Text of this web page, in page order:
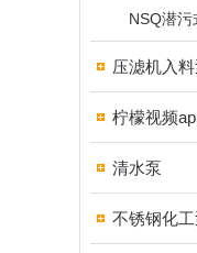
压滤机入
柠檬视频
清水泵
不锈钢化工